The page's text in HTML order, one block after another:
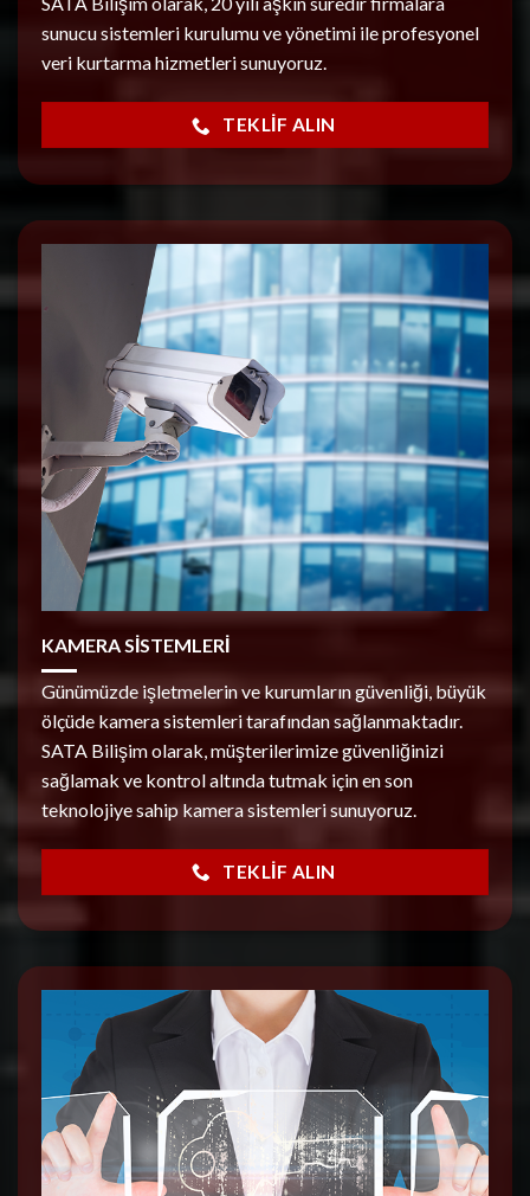
sunucu sistemleri kurulumu ve yönetimi ile profesyonel
veri kurtarma hizmetleri sunuyoruz.
TEKLIF ALIN
KAMERA SİSTEMLERİ
Günümüzde işletmelerin ve kurumların güvenliği, büyük
ölçüde kamera sistemleri tarafından sağlanmaktadır.
SATA Bilişim olarak, müşterilerimize güvenliğinizi
sağlamak ve kontrol altında tutmak için en son
teknolojiye sahip kamera sistemleri sunuyoruz.
TEKLIF ALIN